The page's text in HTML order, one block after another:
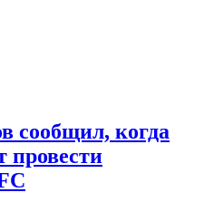
сообщил, когда
провести